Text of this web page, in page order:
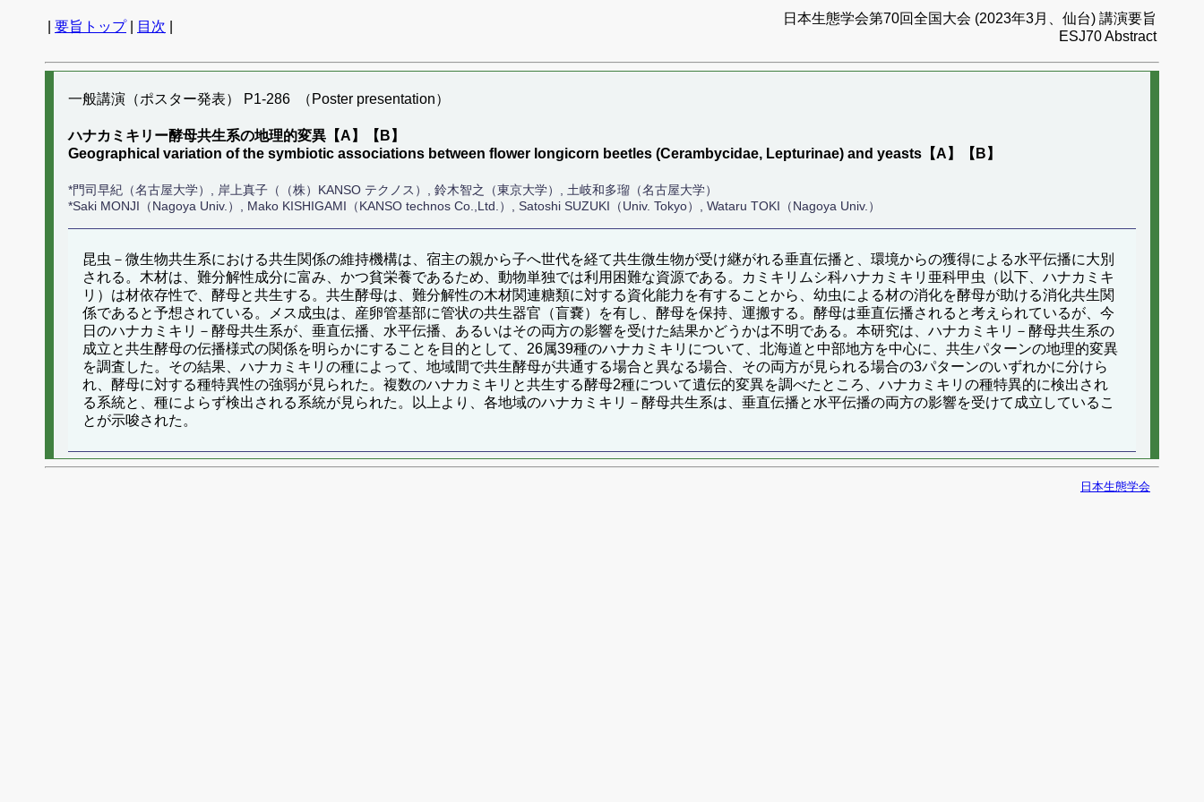
要旨トップ| 目次
日本生態学会第70回全国大会 (2023年3月、仙台) 講演要旨
ESJ70 Abstract
一般講演（ポスター発表） P1-286 （Poster presentation）
ハナカミキリー酵母共生系の地理的変異【A】【B】
Geographical variation of the symbiotic associations between flower longicorn beetles (Cerambycidae, Lepturinae) and yeasts【A】【B】
*門司早紀（名古屋大学）, 岸上真子（（株）KANSO テクノス）, 鈴木智之（東京大学）, 土岐和多瑠（名古屋大学）
*Saki MONJI（Nagoya Univ.）, Mako KISHIGAMI（KANSO technos Co.,Ltd.）, Satoshi SUZUKI（Univ. Tokyo）, Wataru TOKI（Nagoya Univ.）
昆虫－微生物共生系における共生関係の維持機構は、宿主の親から子へ世代を経て共生微生物が受け継がれる垂直伝播と、環境からの獲得による水平伝播に大別
される。木材は、難分解性成分に富み、かつ貧栄養であるため、動物単独では利用困難な資源である。カミキリムシ科ハナカミキリ亜科甲虫（以下、ハナカミキ
リ）は材依存性で、酵母と共生する。共生酵母は、難分解性の木材関連糖類に対する資化能力を有することから、幼虫による材の消化を酵母が助ける消化共生関
係であると予想されている。メス成虫は、産卵管基部に管状の共生器官（盲嚢）を有し、酵母を保持、運搬する。酵母は垂直伝播されると考えられているが、今
日のハナカミキリ－酵母共生系が、垂直伝播、水平伝播、あるいはその両方の影響を受けた結果かどうかは不明である。本研究は、ハナカミキリ－酵母共生系の
成立と共生酵母の伝播様式の関係を明らかにすることを目的として、26属39種のハナカミキリについて、北海道と中部地方を中心に、共生パターンの地理的変異
を調査した。その結果、ハナカミキリの種によって、地域間で共生酵母が共通する場合と異なる場合、その両方が見られる場合の3パターンのいずれかに分けら
れ、酵母に対する種特異性の強弱が見られた。複数のハナカミキリと共生する酵母2種について遺伝的変異を調べたところ、ハナカミキリの種特異的に検出され
る系統と、種によらず検出される系統が見られた。以上より、各地域のハナカミキリ－酵母共生系は、垂直伝播と水平伝播の両方の影響を受けて成立しているこ
とが示唆された。
日本生態学会